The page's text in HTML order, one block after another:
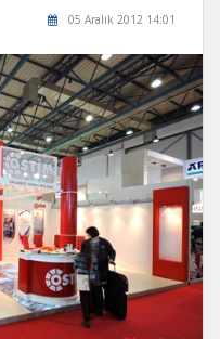
05 Aralık 2012 14:01